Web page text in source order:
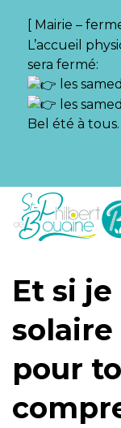
[ Mairie –
L’accueil
sera fermé:
les
les
Bel été à tous.
Aller
Aller
contenu
Aller
pied
Et si je
solaire
pour